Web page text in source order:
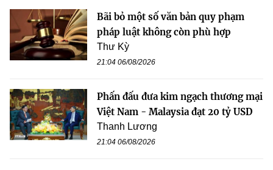
Bãi bỏ một số văn bản quy phạm
pháp luật không còn phù hợp
Thư Kỳ
21:04 06/08/2026
Phấn đấu đưa kim ngạch thương mại
Việt Nam - Malaysia đạt 20 tỷ USD
Thanh Lương
21:04 06/08/2026